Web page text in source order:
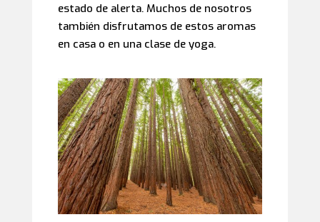
estado de alerta. Muchos de nosotros
también disfrutamos de estos aromas
en casa o en una clase de yoga.